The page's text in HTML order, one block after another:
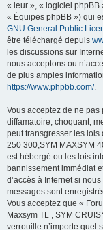
« leur », « logiciel phpBB
« Équipes phpBB ») qui
GNU General Public
être téléchargé depuis
les discussions sur
nous acceptons ou
de plus amples
https://www.phpbb.com/.
Vous acceptez de ne
diffamatoire, choquant,
peut transgresser les lois
250 300,SYM MAXSYM
est hébergé ou les lois
bannissement immédiat
d’accès à Internet si
messages sont
Vous acceptez que «
Maxsym TL , SYM
verrouille n’importe quel